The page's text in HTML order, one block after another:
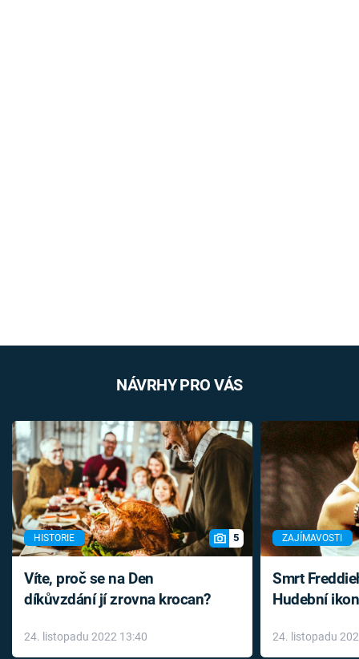
NÁVRHY PRO VÁS
HISTORIE 5
Víte, proč se na Den
díkůvzdání jí zrovna krocan?
24. listopadu 2022 13:40
ZAJÍMAVOSTI
Smrt
Hudební
léky
24. listopadu